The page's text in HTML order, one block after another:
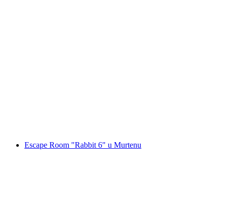
Escape Room "Rabbit 6" u Murtenu